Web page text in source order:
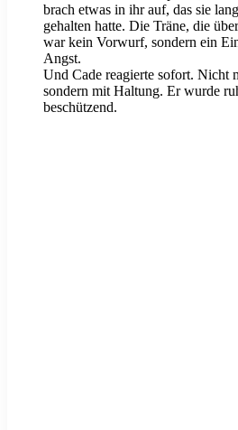
brach etwas in ihr auf, das sie
gehalten hatte. Die Träne, die
war kein Vorwurf, sondern ein
Angst.
Und Cade reagierte sofort. Nicht
sondern mit Haltung. Er wurde
beschützend.